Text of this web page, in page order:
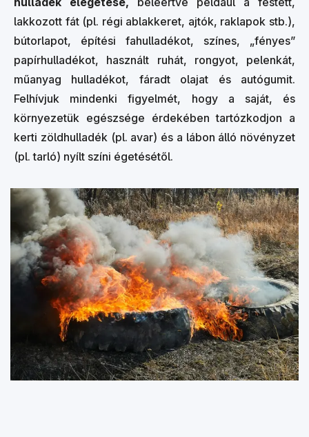
lakkozott fát (pl. régi ablakkeret, ajtók, raklapok stb.),
bútorlapot, építési fahulladékot, színes, „fényes”
papírhulladékot, használt ruhát, rongyot, pelenkát,
műanyag hulladékot, fáradt olajat és autógumit.
Felhívjuk mindenki figyelmét, hogy a saját, és
környezetük egészsége érdekében tartózkodjon a
kerti zöldhulladék (pl. avar) és a lábon álló növényzet
(pl. tarló) nyílt színi égetésétől.